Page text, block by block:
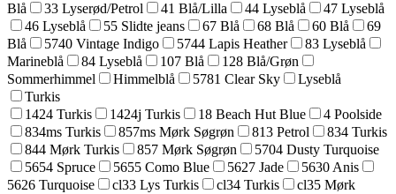
Blå
33 Lyserød/Petrol 41 Blå/Lilla 44 Lyseblå
47 Lyseblå
46 Lyseblå
55 Slidte jeans 67 Blå 68 Blå 60 Blå
69
Blå
5740 Vintage Indigo 5744 Lapis Heather
83 Lyseblå
Marineblå
84 Lyseblå 107 Blå
128 Blå/Grøn
Sommerhimmel
Himmelblå 5781 Clear Sky
Lyseblå
Turkis
1424 Turkis
1424j Turkis 18 Beach Hut Blue
4 Poolside
834ms Turkis
857ms Mørk Søgrøn 813 Petrol
834 Turkis
844 Mørk Turkis
857 Mørk Søgrøn
5704 Dusty Turquoise
5654 Spruce
5655 Como Blue 5627 Jade
5630 Anis
5626 Turquoise
cl33 Lys Turkis cl34 Turkis
cl35 Mørk